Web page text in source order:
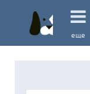
еще